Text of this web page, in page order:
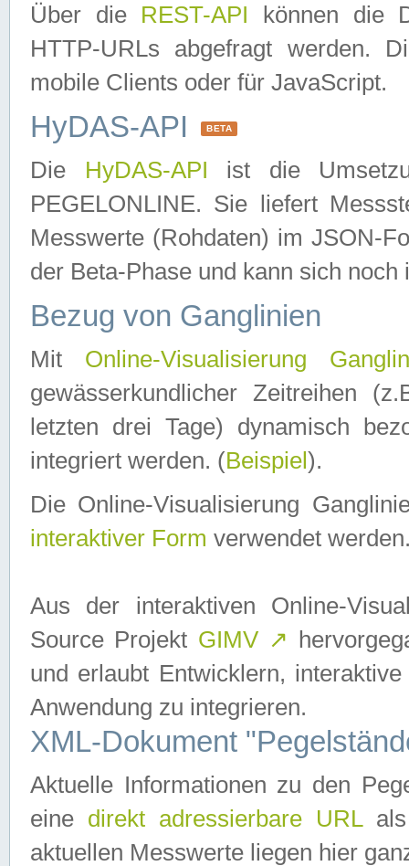
Über die REST-API können die
HTTP-URLs abgefragt werden.
mobile Clients oder für JavaScript.
HyDAS-API BETA
Die HyDAS-API ist die
PEGELONLINE. Sie liefert
Messwerte (Rohdaten) im JSON-
der Beta-Phase und kann sich noch
Bezug von Ganglinien
Mit Online-Visualisierung
gewässerkundlicher Zeitreihen
letzten drei Tage) dynamisch
integriert werden. (Beispiel ).
Die Online-Visualisierung
interaktiver Form verwendet
Aus der interaktiven Online-
Source Projekt GIMV ↗
und erlaubt Entwicklern,
Anwendung zu integrieren.
XML-Dokument
Aktuelle Informationen zu den
eine direkt adressierbare URLals
aktuellen Messwerte liegen hier